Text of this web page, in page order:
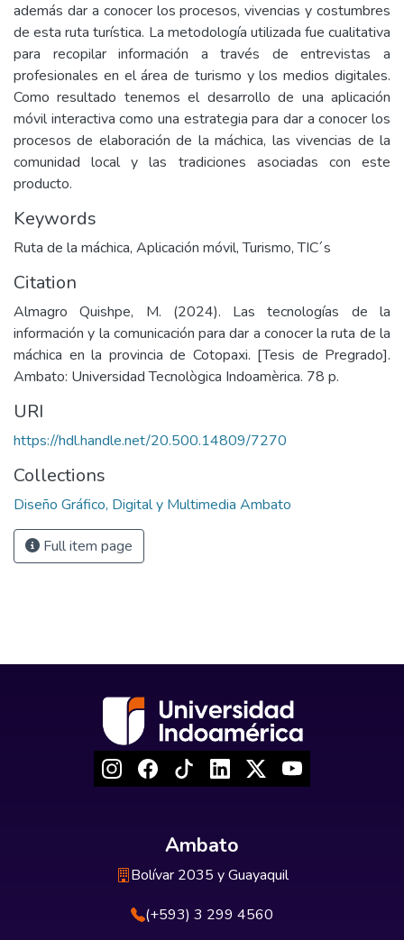
además dar a conocer los procesos, vivencias y costumbres
de esta ruta turística. La metodología utilizada fue cualitativa
para recopilar información a través de entrevistas a
profesionales en el área de turismo y los medios digitales.
Como resultado tenemos el desarrollo de una aplicación
móvil interactiva como una estrategia para dar a conocer los
procesos de elaboración de la máchica, las vivencias de la
comunidad local y las tradiciones asociadas con este
producto.
Keywords
Ruta de la máchica, Aplicación móvil,Turismo,TIC´s
Citation
Almagro Quishpe, M. (2024). Las tecnologías de la
información y la comunicación para dar a conocer la ruta de la
máchica en la provincia de Cotopaxi. [Tesis de Pregrado].
Ambato: Universidad Tecnològica Indoamèrica. 78 p.
URI
https://hdl.handle.net/20.500.14809/7270
Collections
Diseño Gráfico, Digital y Multimedia Ambato
Full item page
Ambato
Bolívar 2035 y Guayaquil
(+593) 3 299 4560